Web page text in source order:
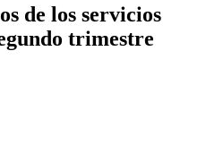
de los servicios
trimestre